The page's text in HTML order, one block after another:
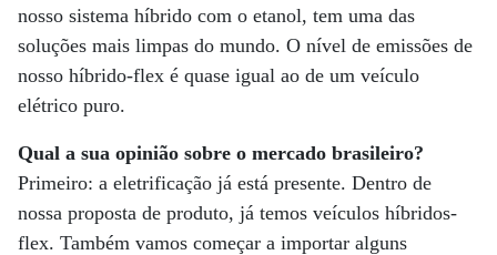
nosso sistema híbrido com o etanol, tem uma das
soluções mais limpas do mundo. O nível de emissões de
nosso híbrido-flex é quase igual ao de um veículo
elétrico puro.
Qual a sua opinião sobre o mercado brasileiro?
Primeiro: a eletrificação já está presente. Dentro de
nossa proposta de produto, já temos veículos híbridos-
flex. Também vamos começar a importar alguns